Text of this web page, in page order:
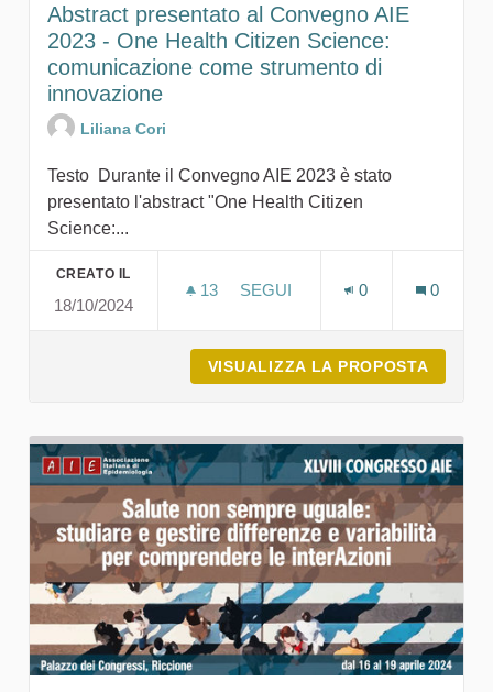
Abstract presentato al Convegno AIE
2023 - One Health Citizen Science:
comunicazione come strumento di
innovazione
Liliana Cori
Testo Durante il Convegno AIE 2023 è stato
presentato l'abstract "One Health Citizen
Science:...
CREATO IL
18/10/2024
13 13 SOSTENITORI
SEGUI
0 0
VISUALIZZA LA PROPOSTA